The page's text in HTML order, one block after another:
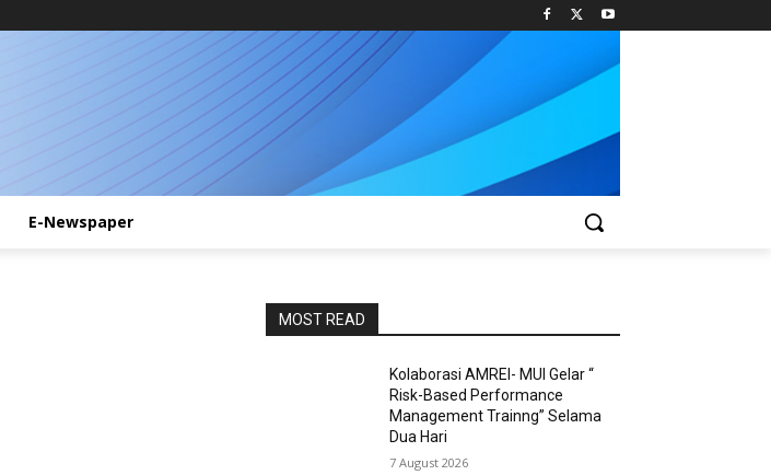
E-Newspaper
MOST READ
Kolaborasi AMREI- MUI Gelar “
Risk-Based Performance
Management Trainng” Selama
Dua Hari
7 August 2026